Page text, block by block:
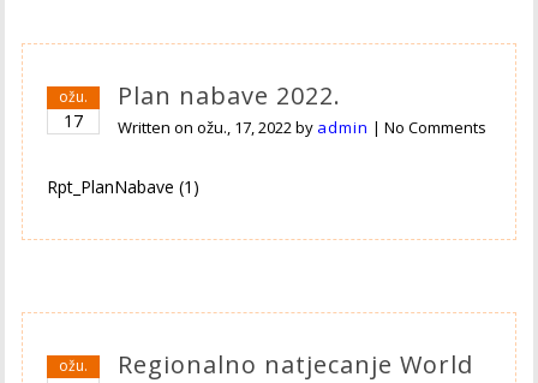
ožu.
17
Plan nabave 2022.
Written onožu., 17, 2022by admin |No Comments
Rpt_PlanNabave (1)
ožu.
Regionalno natjecanje World